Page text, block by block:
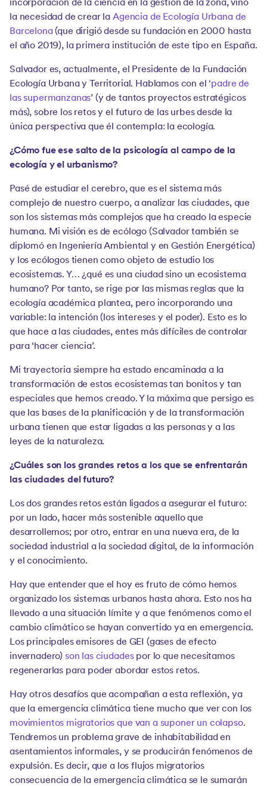
incorporación de la ciencia en la gestión de la zona, vino
la necesidad de crear la Agencia de Ecología Urbana de
Barcelona(que dirigió desde su fundación en 2000 hasta
el año 2019), la primera institución de este tipo en España.
Salvador es, actualmente, el Presidente de la Fundación
Ecología Urbana y Territorial. Hablamos con el ‘padre de
las supermanzanas’ (y de tantos proyectos estratégicos
más), sobre los retos y el futuro de las urbes desde la
única perspectiva que él contempla: la ecología.
¿Cómo fue ese salto de la psicología al campo de la
ecología y el urbanismo?
Pasé de estudiar el cerebro, que es el sistema más
complejo de nuestro cuerpo, a analizar las ciudades, que
son los sistemas más complejos que ha creado la especie
humana. Mi visión es de ecólogo (Salvador también se
diplomó en Ingeniería Ambiental y en Gestión Energética)
y los ecólogos tienen como objeto de estudio los
ecosistemas. Y… ¿qué es una ciudad sino un ecosistema
humano? Por tanto, se rige por las mismas reglas que la
ecología académica plantea, pero incorporando una
variable: la intención (los intereses y el poder). Esto es lo
que hace a las ciudades, entes más difíciles de controlar
para ‘hacer ciencia’.
Mi trayectoria siempre ha estado encaminada a la
transformación de estos ecosistemas tan bonitos y tan
especiales que hemos creado. Y la máxima que persigo es
que las bases de la planificación y de la transformación
urbana tienen que estar ligadas a las personas y a las
leyes de la naturaleza.
¿Cuáles son los grandes retos a los que se enfrentarán
las ciudades del futuro?
Los dos grandes retos están ligados a asegurar el futuro:
por un lado, hacer más sostenible aquello que
desarrollemos; por otro, entrar en una nueva era, de la
sociedad industrial a la sociedad digital, de la información
y el conocimiento.
Hay que entender que el hoy es fruto de cómo hemos
organizado los sistemas urbanos hasta ahora. Esto nos ha
llevado a una situación límite y a que fenómenos como el
cambio climático se hayan convertido ya en emergencia.
Los principales emisores de GEI (gases de efecto
invernadero) son las ciudadespor lo que necesitamos
regenerarlas para poder abordar estos retos.
Hay otros desafíos que acompañan a esta reflexión, ya
que la emergencia climática tiene mucho que ver con los
movimientos migratorios que van a suponer un colapso.
Tendremos un problema grave de inhabitabilidad en
asentamientos informales, y se producirán fenómenos de
expulsión. Es decir, que a los flujos migratorios
consecuencia de la emergencia climática se le sumarán